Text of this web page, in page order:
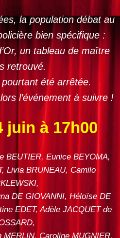
la population débat au
bien spécifique :
un tableau de maître
retrouvé.
été arrêtée.
l’événement à suivre !
juin à 17h00
BEUTIER, Eunice BEYOMA,
Livia BRUNEAU, Camilo
DE GIOVANNI, Héloïse DE
EDET, Adèle JACQUET de
MERLIN, Caroline MUGNIER,